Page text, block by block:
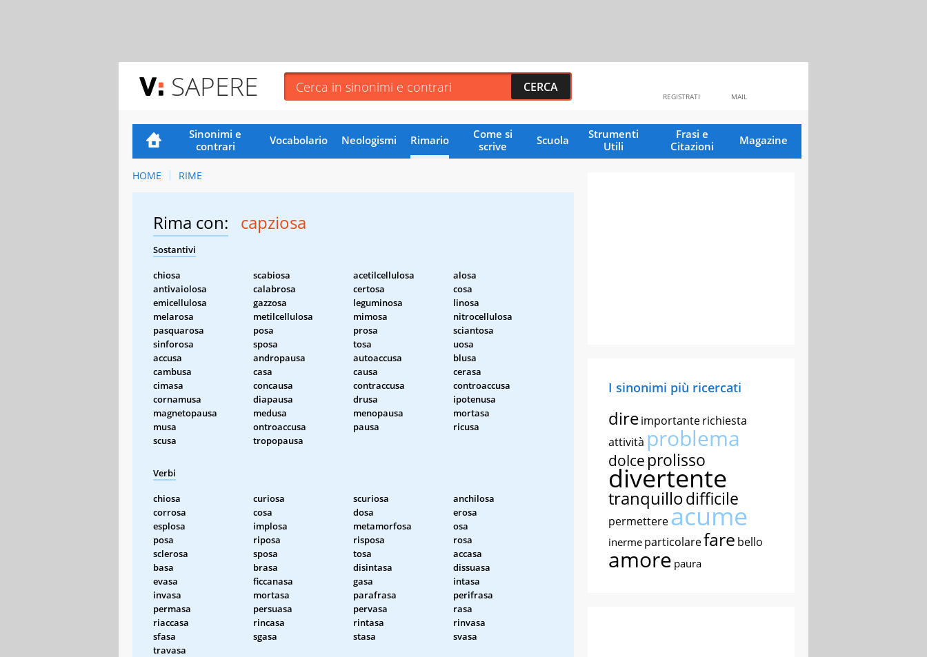
SAPERE MAIL
REGISTRATI
Sinonimi e
contrari
Vocabolario Neologismi Rimario
Come si
scrive
Scuola
Strumenti
Utili
Frasi e
Citazioni
Magazine
HOME RIME
Rima con: capziosa
Sostantivi
chiosa scabiosa acetilcellulosa
alosa
antivaiolosa
calabrosa certosa
cosa
emicellulosa
gazzosa leguminosa
linosa
melarosa
metilcellulosa mimosa
nitrocellulosa
pasquarosa
posa prosa
sciantosa
sinforosa
sposa tosa
uosa
accusa
andropausa autoaccusa
blusa
cambusa
casa causa
cerasa
cimasa
concausa contraccusa
controaccusa
cornamusa
diapausa drusa
ipotenusa
magnetopausa
medusa menopausa
mortasa
musa
ontroaccusa pausa
ricusa
scusa
tropopausa
Verbi
chiosa curiosa scuriosa
anchilosa
corrosa
cosa dosa
erosa
esplosa
implosa metamorfosa
osa
posa
riposa risposa
rosa
sclerosa
sposa tosa
accasa
basa
brasa disintasa
dissuasa
evasa
ficcanasa gasa
intasa
invasa
mortasa parafrasa
perifrasa
permasa
persuasa pervasa
rasa
riaccasa
rincasa rintasa
rinvasa
sfasa
sgasa stasa
svasa
travasa
I sinonimi più ricercati
direimportanterichiesta
attività problema
dolce prolisso
divertente
tranquillodifficile
permettereacume
inerme particolarefare bello
amore paura